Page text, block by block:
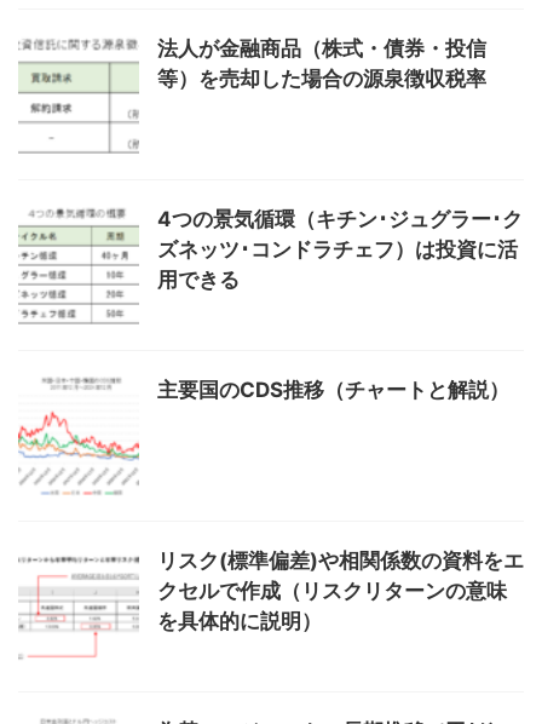
法人が金融商品（株式・債券・投信
等）を売却した場合の源泉徴収税率
4つの景気循環（キチン･ジュグラー･ク
ズネッツ･コンドラチェフ）は投資に活
用できる
主要国のCDS推移（チャートと解説）
リスク(標準偏差)や相関係数の資料をエ
クセルで作成（リスクリターンの意味
を具体的に説明）